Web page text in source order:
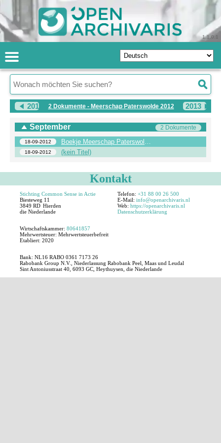
1.1.0.1
2011 2 Dokumente - Meerschap Paterswolde 2012 2013
September
18-09-2012 Boekje Meerschap Paterswolde visie 2012-def-def-web1
18-09-2012 (kein Titel)
2 Dokumente
Kontakt
Stichting Common Sense in Actie
Biesteweg 11
3849 RD Hierden
die Niederlande
Telefon: +31 88 00 26 500
E-Mail: info@openarchivaris.nl
Web: https://openarchivaris.nl
Datenschutzerklärung
Wirtschaftskammer: 80641857
Mehrwertsteuer: Mehrwertsteuerbefreit
Etabliert: 2020
Bank: NL16 RABO 0361 7173 26
Rabobank Group N.V., Niederlassung Rabobank Peel, Maas und Leudal
Sint Antoniusstraat 40, 6093 GC, Heythuysen, die Niederlande